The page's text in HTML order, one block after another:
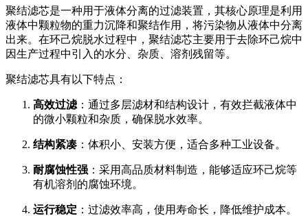
聚结滤芯是一种用于液体分离的过滤装置，其核心原理是利用
液体中颗粒物的重力沉降和聚结作用，将污染物从液体中分离
出来。在环己烷脱水过程中，聚结滤芯主要用于去除环己烷中
因生产过程中引入的水分、杂质、溶剂残留等。
聚结滤芯具有以下特点：
高效过滤 ：通过多层滤材和结构设计，有效拦截液体中
的微小颗粒和杂质，确保脱水效率。
结构紧凑 ：体积小、安装方便，适合多种工业设备。
耐腐蚀性强 ：采用高品质材料制造，能够适应环己烷等
有机溶剂的腐蚀环境。
运行稳定 ：过滤效率高，使用寿命长，降低维护成本。